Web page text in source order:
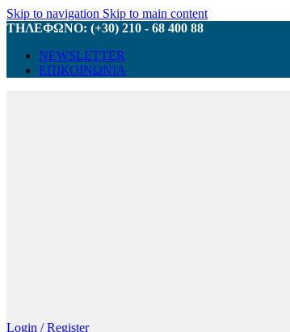
Skip to navigation Skip to main content
ΤΗΛΕΦΩΝΟ: (+30) 210 - 68 400 88
NEWSLETTER
ΕΠΙΚΟΙΝΩΝΙΑ
Login / Register